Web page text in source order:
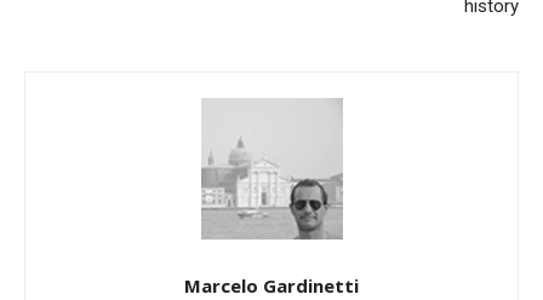
history
Marcelo Gardinetti